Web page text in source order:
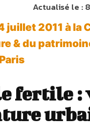
Actualisé le :
juillet 2011 à la
& du
fertile :